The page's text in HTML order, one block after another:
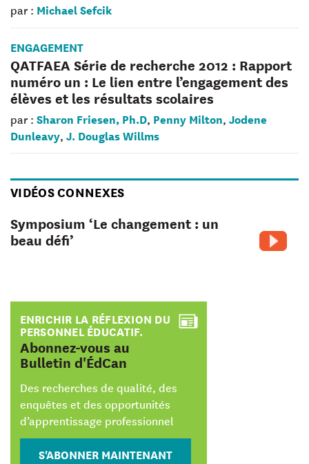
par : Michael Sefcik
ENGAGEMENT
QATFAEA Série de recherche 2012 : Rapport
numéro un : Le lien entre l’engagement des
élèves et les résultats scolaires
par : Sharon Friesen, Ph.D, Penny Milton, Jodene
Dunleavy, J. Douglas Willms
VIDÉOS CONNEXES
Symposium ‘Le changement : un
beau défi’
ENRICHIR LA RÉFLEXION DU
PERSONNEL ÉDUCATIF.
:
Abonnez-vous au
Bulletin d'ÉdCan
Des recherches de qualité, des
enquêtes et des opportunités
d’apprentissage professionnel
S'ABONNER MAINTENANT